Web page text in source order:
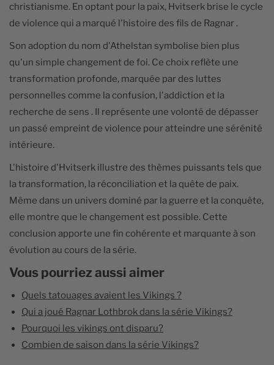
christianisme. En optant pour la paix, Hvitserk brise le cycle
de violence qui a marqué l'histoire des fils de Ragnar .
Son adoption du nom d'Athelstan symbolise bien plus
qu'un simple changement de foi. Ce choix reflète une
transformation profonde, marquée par des luttes
personnelles comme la confusion, l'addiction et la
recherche de sens . Il représente une volonté de dépasser
un passé empreint de violence pour atteindre une sérénité
intérieure.
L'histoire d'Hvitserk illustre des thèmes puissants tels que
la transformation, la réconciliation et la quête de paix.
Même dans un univers dominé par la guerre et la conquête,
elle montre que le changement est possible. Cette
conclusion apporte une fin cohérente et marquante à son
évolution au cours de la série.
Vous pourriez aussi aimer
Quels tatouages avaient les Vikings ?
Qui a joué Ragnar Lothbrok dans la série Vikings​?
Pourquoi les vikings ont disparu​?
Combien de saison dans la série Vikings?​